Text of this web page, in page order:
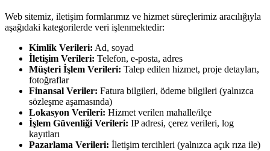
Web sitemiz, iletişim formlarımız ve hizmet süreçlerimiz aracılığıyla
aşağıdaki kategorilerde veri işlenmektedir:
Kimlik Verileri: Ad, soyad
İletişim Verileri: Telefon, e-posta, adres
Müşteri İşlem Verileri: Talep edilen hizmet, proje detayları,
fotoğraflar
Finansal Veriler: Fatura bilgileri, ödeme bilgileri (yalnızca
sözleşme aşamasında)
Lokasyon Verileri: Hizmet verilen mahalle/ilçe
İşlem Güvenliği Verileri: IP adresi, çerez verileri, log
kayıtları
Pazarlama Verileri: İletişim tercihleri (yalnızca açık rıza ile)